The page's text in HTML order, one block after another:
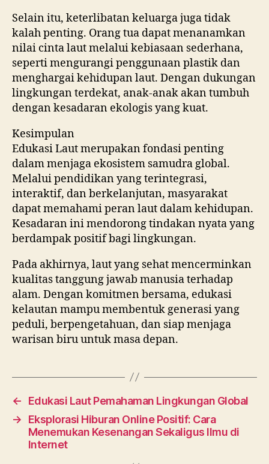
Selain itu, keterlibatan keluarga juga tidak
kalah penting. Orang tua dapat menanamkan
nilai cinta laut melalui kebiasaan sederhana,
seperti mengurangi penggunaan plastik dan
menghargai kehidupan laut. Dengan dukungan
lingkungan terdekat, anak-anak akan tumbuh
dengan kesadaran ekologis yang kuat.
Kesimpulan
Edukasi Laut merupakan fondasi penting
dalam menjaga ekosistem samudra global.
Melalui pendidikan yang terintegrasi,
interaktif, dan berkelanjutan, masyarakat
dapat memahami peran laut dalam kehidupan.
Kesadaran ini mendorong tindakan nyata yang
berdampak positif bagi lingkungan.
Pada akhirnya, laut yang sehat mencerminkan
kualitas tanggung jawab manusia terhadap
alam. Dengan komitmen bersama, edukasi
kelautan mampu membentuk generasi yang
peduli, berpengetahuan, dan siap menjaga
warisan biru untuk masa depan.
←
Edukasi Laut Pemahaman Lingkungan Global
→
Eksplorasi Hiburan Online Positif: Cara
Menemukan Kesenangan Sekaligus Ilmu di
Internet